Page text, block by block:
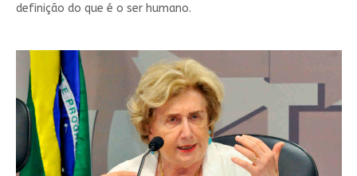
definição do que é o ser humano.